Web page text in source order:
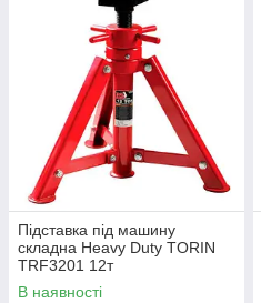
Підставка під машину
складна Heavy Duty TORIN
TRF3201 12т
В наявності